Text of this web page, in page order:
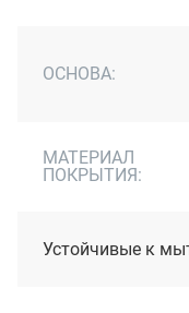
ОСНОВА:
МАТЕРИАЛ
ПОКРЫТИЯ:
Устойчивые к